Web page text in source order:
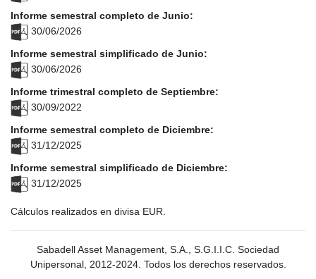
Informe semestral completo de Junio:
30/06/2026
Informe semestral simplificado de Junio:
30/06/2026
Informe trimestral completo de Septiembre:
30/09/2022
Informe semestral completo de Diciembre:
31/12/2025
Informe semestral simplificado de Diciembre:
31/12/2025
Cálculos realizados en divisa EUR.
Sabadell Asset Management, S.A., S.G.I.I.C. Sociedad
Unipersonal, 2012-2024. Todos los derechos reservados.